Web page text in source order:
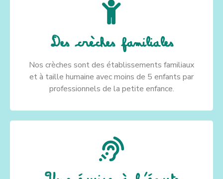
Des crèches familiales
Nos crèches sont des établissements familiaux
et à taille humaine avec moins de 5 enfants par
professionnels de la petite enfance.